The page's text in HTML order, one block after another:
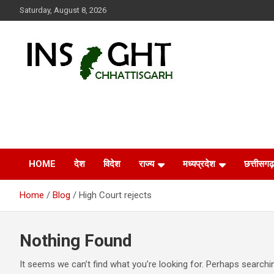
to
Saturday, August 8, 2026
HOME देश विदेश राज्य मध्यप्रदेश छत्तीसगढ़
Home Blog High Court rejects
Nothing Found
It seems we can’t find what you’re looking for. Perhaps